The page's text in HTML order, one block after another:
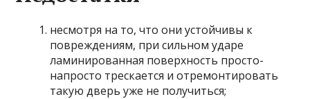
несмотря на то, что они устойчивы к
повреждениям, при сильном ударе
ламинированная поверхность просто-
напросто трескается и отремонтировать
такую дверь уже не получиться;